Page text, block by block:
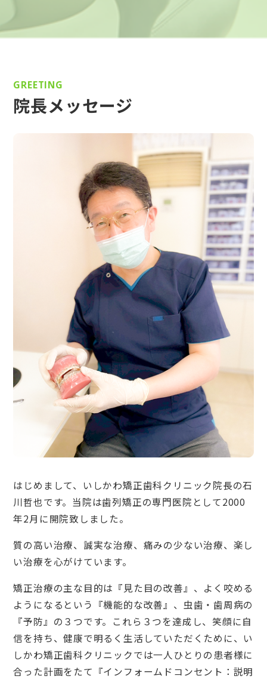
GREETING
院長メッセージ
はじめまして、いしかわ矯正歯科クリニック院長の石
川哲也です。当院は歯列矯正の専門医院として2000
年2月に開院致しました。
質の高い治療、誠実な治療、痛みの少ない治療、楽し
い治療を心がけています。
矯正治療の主な目的は『見た目の改善』、よく咬める
ようになるという『機能的な改善』、虫歯・歯周病の
『予防』の３つです。これら３つを達成し、笑顔に自
信を持ち、健康で明るく生活していただくために、い
しかわ矯正歯科クリニックでは一人ひとりの患者様に
合った計画をたて『インフォームドコンセント：説明